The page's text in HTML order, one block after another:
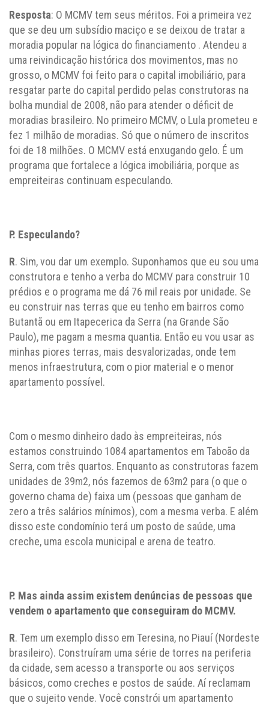
Resposta: O MCMV tem seus méritos. Foi a primeira vez
que se deu um subsídio maciço e se deixou de tratar a
moradia popular na lógica do financiamento . Atendeu a
uma reivindicação histórica dos movimentos, mas no
grosso, o MCMV foi feito para o capital imobiliário, para
resgatar parte do capital perdido pelas construtoras na
bolha mundial de 2008, não para atender o déficit de
moradias brasileiro. No primeiro MCMV, o Lula prometeu e
fez 1 milhão de moradias. Só que o número de inscritos
foi de 18 milhões. O MCMV está enxugando gelo. É um
programa que fortalece a lógica imobiliária, porque as
empreiteiras continuam especulando.
P. Especulando?
R. Sim, vou dar um exemplo. Suponhamos que eu sou uma
construtora e tenho a verba do MCMV para construir 10
prédios e o programa me dá 76 mil reais por unidade. Se
eu construir nas terras que eu tenho em bairros como
Butantã ou em Itapecerica da Serra (na Grande São
Paulo), me pagam a mesma quantia. Então eu vou usar as
minhas piores terras, mais desvalorizadas, onde tem
menos infraestrutura, com o pior material e o menor
apartamento possível.
Com o mesmo dinheiro dado às empreiteiras, nós
estamos construindo 1084 apartamentos em Taboão da
Serra, com três quartos. Enquanto as construtoras fazem
unidades de 39m2, nós fazemos de 63m2 para (o que o
governo chama de) faixa um (pessoas que ganham de
zero a três salários mínimos), com a mesma verba. E além
disso este condomínio terá um posto de saúde, uma
creche, uma escola municipal e arena de teatro.
P. Mas ainda assim existem denúncias de pessoas que
vendem o apartamento que conseguiram do MCMV.
R. Tem um exemplo disso em Teresina, no Piauí (Nordeste
brasileiro). Construíram uma série de torres na periferia
da cidade, sem acesso a transporte ou aos serviços
básicos, como creches e postos de saúde. Aí reclamam
que o sujeito vende. Você constrói um apartamento